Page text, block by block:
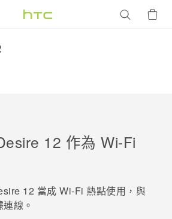
12 作為 Wi-Fi
12 當成 Wi-Fi 熱點使用，與
線。